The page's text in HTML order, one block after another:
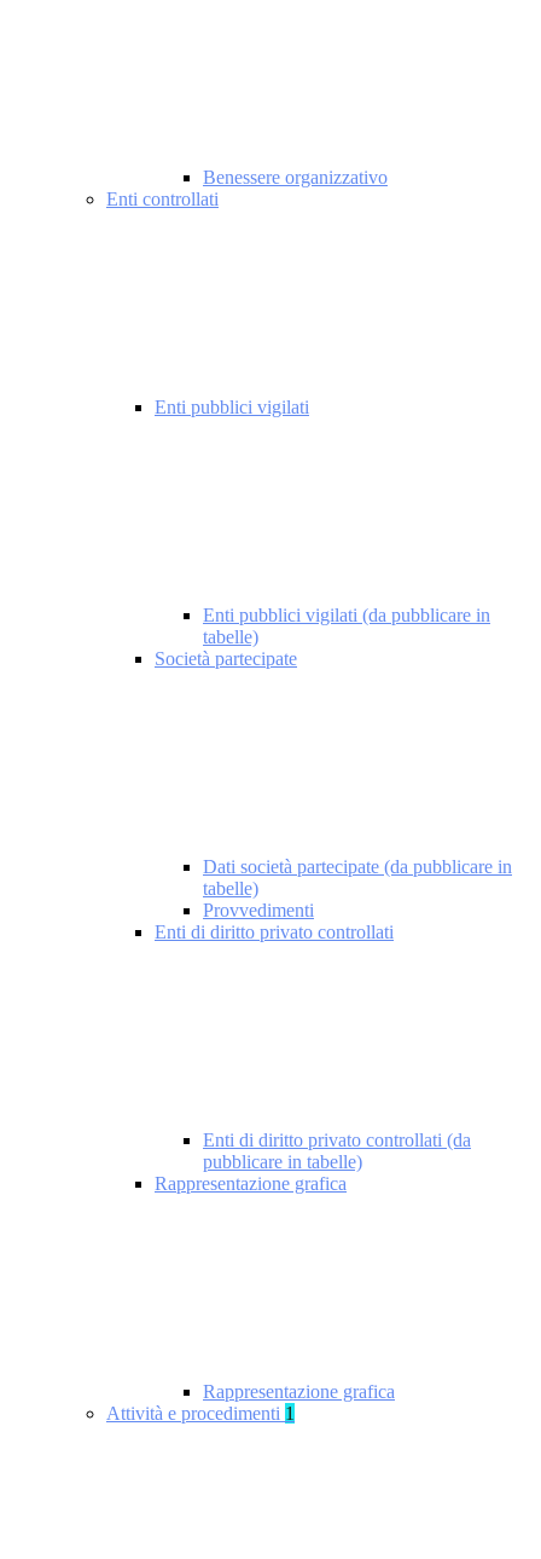
Benessere organizzativo
Enti controllati
Enti pubblici vigilati
Enti pubblici vigilati (da pubblicare in
tabelle)
Società partecipate
Dati società partecipate (da pubblicare in
tabelle)
Provvedimenti
Enti di diritto privato controllati
Enti di diritto privato controllati (da
pubblicare in tabelle)
Rappresentazione grafica
Rappresentazione grafica
Attività e procedimenti 1